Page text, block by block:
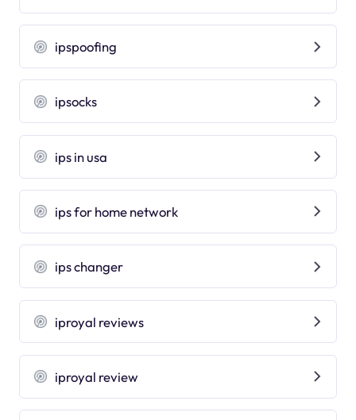
ipspoofing
ipsocks
ips in usa
ips for home network
ips changer
iproyal reviews
iproyal review